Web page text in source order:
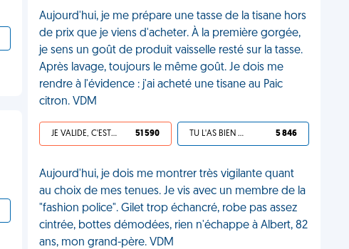
Aujourd'hui, je me prépare une tasse de la tisane hors
de prix que je viens d'acheter. À la première gorgée,
je sens un goût de produit vaisselle resté sur la tasse.
Après lavage, toujours le même goût. Je dois me
rendre à l'évidence : j'ai acheté une tisane au Paic
citron. VDM
JE VALIDE, C'EST UNE VDM 51 590 TU L'AS BIEN MÉRITÉ 5 846
Aujourd'hui, je dois me montrer très vigilante quant
au choix de mes tenues. Je vis avec un membre de la
"fashion police". Gilet trop échancré, robe pas assez
cintrée, bottes démodées, rien n'échappe à Albert, 82
ans, mon grand-père. VDM